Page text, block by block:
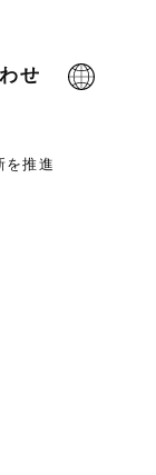
せ
を推進